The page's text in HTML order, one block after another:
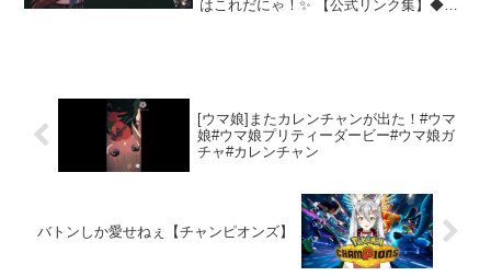
はこれだにゃ！✨ ​【公式リンク集】​◆ウ
[ウマ娘]またカレンチャンが出た！#ウマ
娘#ウマ娘プリティーダービー#ウマ娘ガ
チャ#カレンチャン
バトンしか愛せねぇ【チャンピオンズ】